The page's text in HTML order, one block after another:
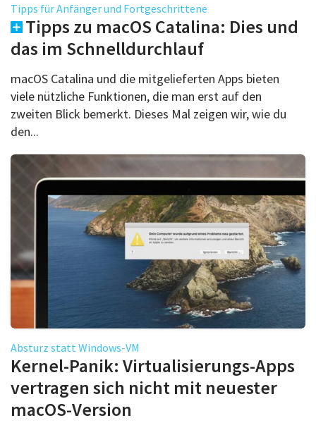
Tipps für Anfänger und Fortgeschrittene
Tipps zu macOS Catalina: Dies und
das im Schnelldurchlauf
macOS Catalina und die mitgelieferten Apps bieten
viele nützliche Funktionen, die man erst auf den
zweiten Blick bemerkt. Dieses Mal zeigen wir, wie du
den...
Absturz statt Windows-VM
Kernel-Panik: Virtualisierungs-Apps
vertragen sich nicht mit neuester
macOS-Version